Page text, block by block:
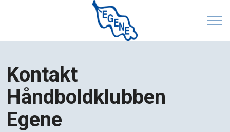
Kontakt
Håndboldklubben
Egene